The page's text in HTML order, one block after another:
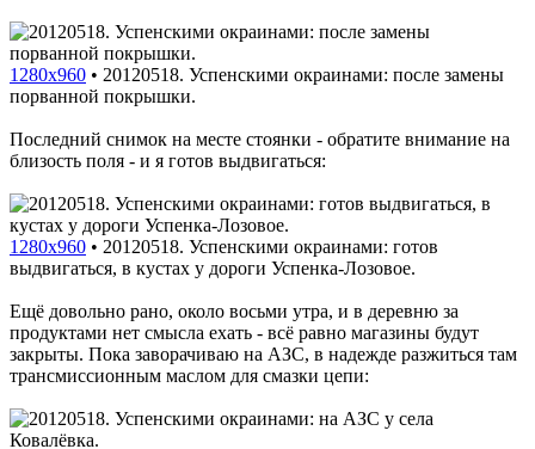
1280x960 • 20120518. Успенскими окраинами: после замены
порванной покрышки.
Последний снимок на месте стоянки - обратите внимание на
близость поля - и я готов выдвигаться:
1280x960 • 20120518. Успенскими окраинами: готов
выдвигаться, в кустах у дороги Успенка-Лозовое.
Ещё довольно рано, около восьми утра, и в деревню за
продуктами нет смысла ехать - всё равно магазины будут
закрыты. Пока заворачиваю на АЗС, в надежде разжиться там
трансмиссионным маслом для смазки цепи: